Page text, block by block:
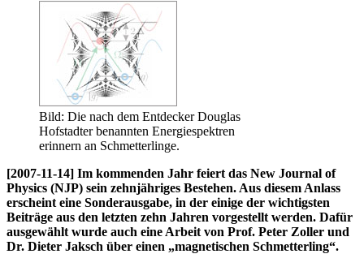
Bild: Die nach dem Entdecker Douglas
Hofstadter benannten Energiespektren
erinnern an Schmetterlinge.
[2007-11-14] Im kommenden Jahr feiert das New Journal of
Physics (NJP) sein zehnjähriges Bestehen. Aus diesem Anlass
erscheint eine Sonderausgabe, in der einige der wichtigsten
Beiträge aus den letzten zehn Jahren vorgestellt werden. Dafür
ausgewählt wurde auch eine Arbeit von Prof. Peter Zoller und
Dr. Dieter Jaksch über einen „magnetischen Schmetterling“.